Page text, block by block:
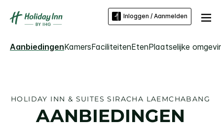
Inloggen / Aanmelden
AanbiedingenKamersFaciliteitenEtenPlaatselijke
HOLIDAY INN & SUITES SIRACHA LAEMCHABANG
AANBIEDINGEN